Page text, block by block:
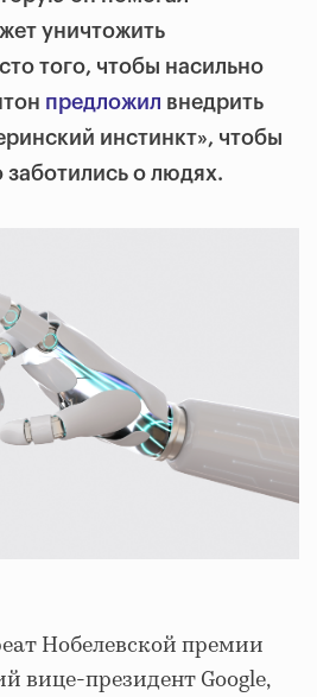
уничтожить
того, чтобы насильно
предложил внедрить
инстинкт», чтобы
заботились о людях.
Нобелевской премии
вице-президент Google,